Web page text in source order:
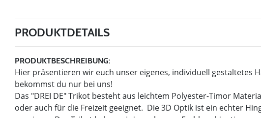
PRODUKTDETAILS
PRODUKTBESCHREIBUNG:
Hier präsentieren wir euch unser eigenes, individuell gestaltetes
bekommst du nur bei uns!
Das "DREI DE" Trikot besteht aus leichtem Polyester-Timor
oder auch für die Freizeit geeignet. Die 3D Optik ist ein echter